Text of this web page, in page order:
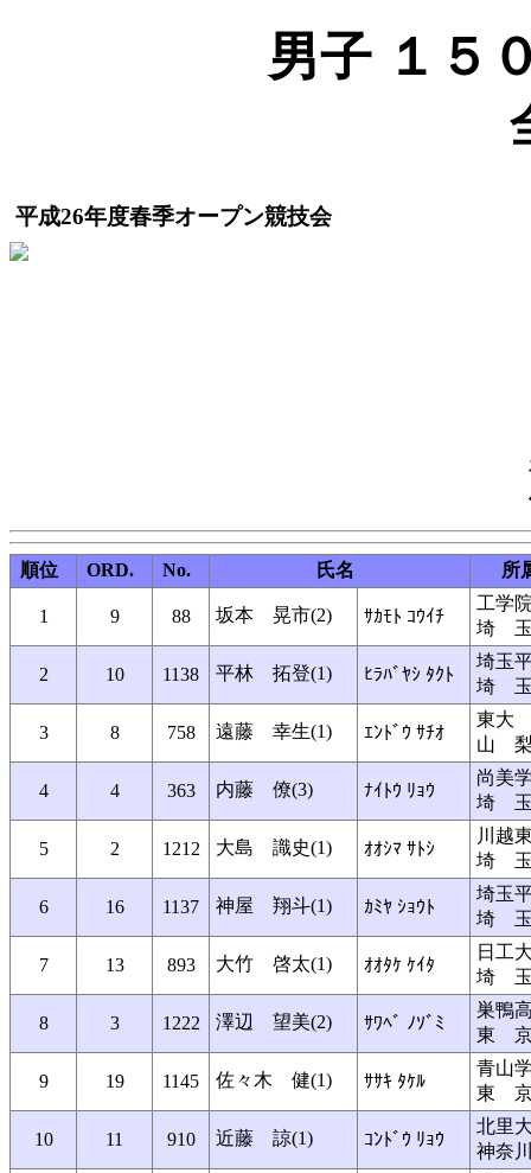
男子 １５
平成26年度春季オープン競技会
順位 ORD. No. 氏名 所
1 9 88 坂本 晃市(2) ｻｶﾓﾄ ｺｳｲﾁ
工学
埼
2 10 1138 平林 拓登(1) ﾋﾗﾊﾞﾔｼ ﾀｸﾄ
埼玉
埼
3 8 758 遠藤 幸生(1) ｴﾝﾄﾞｳ ｻﾁｵ
東大
山
4 4 363 内藤 僚(3) ﾅｲﾄｳ ﾘｮｳ
尚美
埼
5 2 1212 大島 識史(1) ｵｵｼﾏ ｻﾄｼ
川越
埼
6 16 1137 神屋 翔斗(1) ｶﾐﾔ ｼｮｳﾄ
埼玉
埼
7 13 893 大竹 啓太(1) ｵｵﾀｹ ｹｲﾀ
日工
埼
8 3 1222 澤辺 望美(2) ｻﾜﾍﾞ ﾉｿﾞﾐ
巣鴨
東
9 19 1145 佐々木 健(1) ｻｻｷ ﾀｹﾙ
青山
東
10 11 910 近藤 諒(1) ｺﾝﾄﾞｳ ﾘｮｳ
北里
神奈